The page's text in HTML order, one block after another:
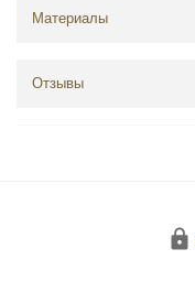
Материалы
Отзывы